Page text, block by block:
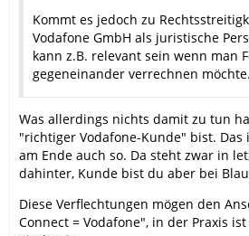
Kommt es jedoch zu
Vodafone GmbH als juristische
kann z.B. relevant sein wenn man
gegeneinander verrechnen möchte.
Was allerdings nichts damit zu tun
"richtiger Vodafone-Kunde" bist. Das
am Ende auch so. Da steht zwar in
dahinter, Kunde bist du aber bei
Diese Verflechtungen mögen den
Connect = Vodafone", in der Praxis